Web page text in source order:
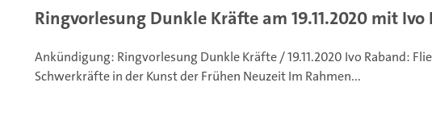
Ringvorlesung Dunkle Kräfte am 19.11.2020 mit Ivo
Ankündigung: Ringvorlesung Dunkle Kräfte / 19.11.2020 Ivo Raband:
Schwerkräfte in der Kunst der Frühen NeuzeitIm Rahmen...